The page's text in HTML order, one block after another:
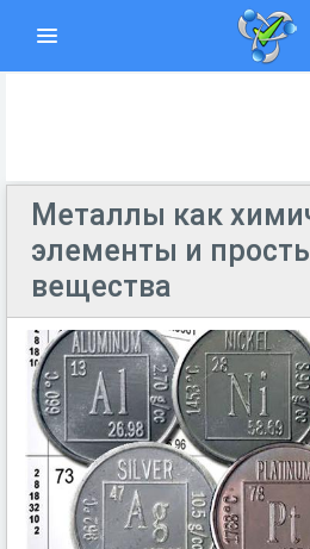
Металлы как
элементы и
вещества